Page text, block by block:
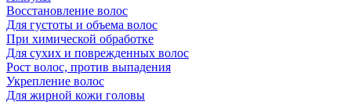
Восстановление волос
Для густоты и объема волос
При химической обработке
Для сухих и поврежденных волос
Рост волос, против выпадения
Укрепление волос
Для жирной кожи головы